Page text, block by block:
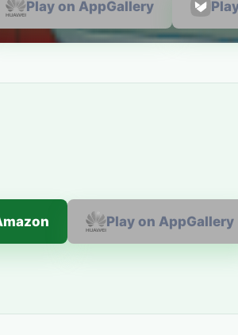
Play on AppGallery
Play on AppGallery